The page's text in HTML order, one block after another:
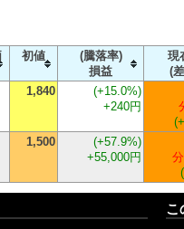
初値
(騰落率)
損益
現
(
1,840 (+15.0%)
+240円
1,500 (+57.9%)
+55,000円
こ